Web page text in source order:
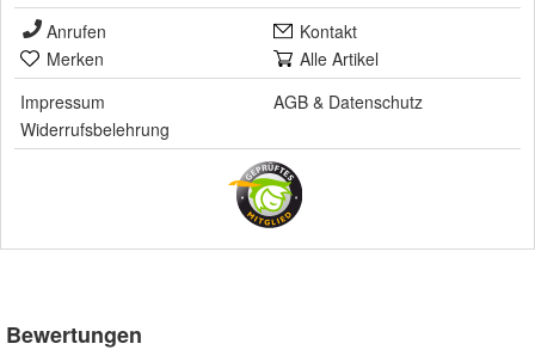
Anrufen
Kontakt
Merken
Alle Artikel
Impressum
AGB & Datenschutz
Widerrufsbelehrung
Bewertungen